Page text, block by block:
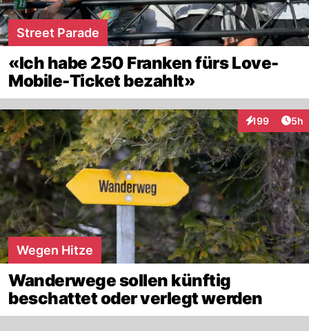
Street Parade
«Ich habe 250 Franken fürs Love-
Mobile-Ticket bezahlt»
199
Interaktionen
5h
Wegen Hitze
Wanderwege sollen künftig
beschattet oder verlegt werden